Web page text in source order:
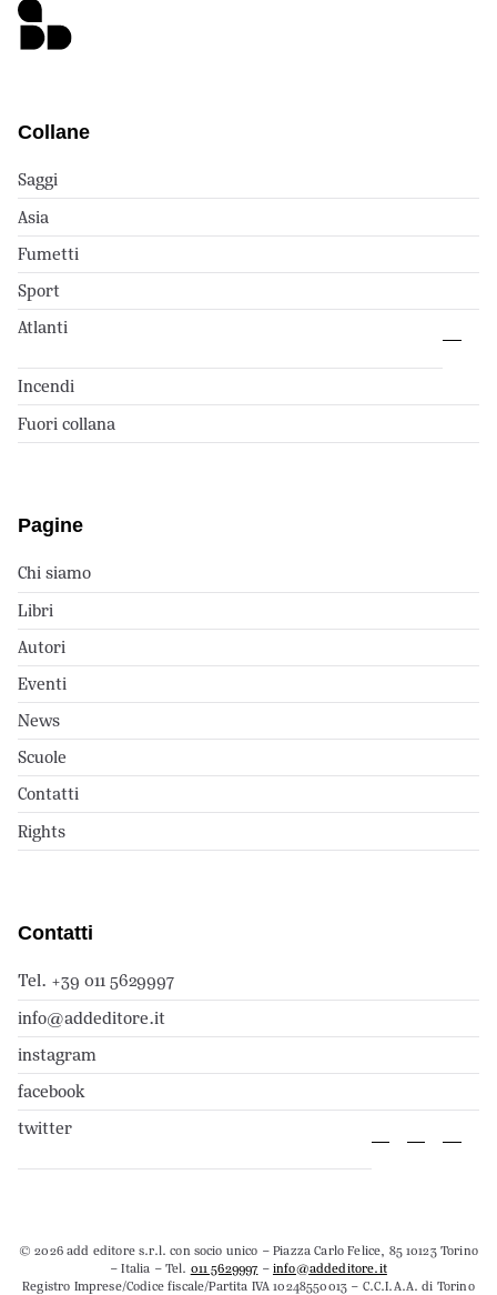
Collane
Saggi
Asia
Fumetti
Sport
Atlanti
Incendi
Fuori collana
Pagine
Chi siamo
Libri
Autori
Eventi
News
Scuole
Contatti
Rights
Contatti
Tel. +39 011 5629997
info@addeditore.it
instagram
facebook
twitter
© 2026 add editore s.r.l. con socio unico – Piazza Carlo Felice, 85 10123 Torino
– Italia – Tel. 011 5629997 –info@addeditore.it
Registro Imprese/Codice fiscale/Partita IVA 10248550013 – C.C.I.A.A. di Torino